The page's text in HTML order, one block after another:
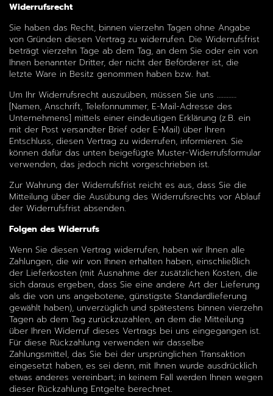
Widerrufsrecht
Sie haben das Recht, binnen vierzehn Tagen ohne Angabe
von Gründen diesen Vertrag zu widerrufen. Die Widerrufsfrist
beträgt vierzehn Tage ab dem Tag, an dem Sie oder ein von
Ihnen benannter Dritter, der nicht der Beförderer ist, die
letzte Ware in Besitz genommen haben bzw. hat.
Um Ihr Widerrufsrecht auszuüben, müssen Sie uns …………
[Namen, Anschrift, Telefonnummer, E-Mail-Adresse des
Unternehmens] mittels einer eindeutigen Erklärung (z.B. ein
mit der Post versandter Brief oder E-Mail) über Ihren
Entschluss, diesen Vertrag zu widerrufen, informieren. Sie
können dafür das unten beigefügte Muster-Widerrufsformular
verwenden, das jedoch nicht vorgeschrieben ist.
Zur Wahrung der Widerrufsfrist reicht es aus, dass Sie die
Mitteilung über die Ausübung des Widerrufsrechts vor Ablauf
der Widerrufsfrist absenden.
Folgen des Widerrufs
Wenn Sie diesen Vertrag widerrufen, haben wir Ihnen alle
Zahlungen, die wir von Ihnen erhalten haben, einschließlich
der Lieferkosten (mit Ausnahme der zusätzlichen Kosten, die
sich daraus ergeben, dass Sie eine andere Art der Lieferung
als die von uns angebotene, günstigste Standardlieferung
gewählt haben), unverzüglich und spätestens binnen vierzehn
Tagen ab dem Tag zurückzuzahlen, an dem die Mitteilung
über Ihren Widerruf dieses Vertrags bei uns eingegangen ist.
Für diese Rückzahlung verwenden wir dasselbe
Zahlungsmittel, das Sie bei der ursprünglichen Transaktion
eingesetzt haben, es sei denn, mit Ihnen wurde ausdrücklich
etwas anderes vereinbart; in keinem Fall werden Ihnen wegen
dieser Rückzahlung Entgelte berechnet.